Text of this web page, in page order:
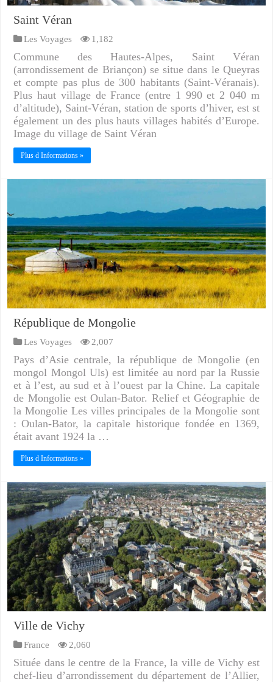
Saint Véran
Les Voyages 1,182
Commune des Hautes-Alpes, Saint Véran
(arrondissement de Briançon) se situe dans le Queyras
et compte pas plus de 300 habitants (Saint-Véranais).
Plus haut village de France (entre 1 990 et 2 040 m
d’altitude), Saint-Véran, station de sports d’hiver, est st
également un des plus hauts villages habités d’Europe.
Image du village de Saint Véran
Plus d Informations »
République de Mongolie
Les Voyages 2,007
Pays d’Asie centrale, la république de Mongolie (en
mongol Mongol Uls) est limitée au nord par la Russie
et à l’est, au sud et à l’ouest par la Chine. La capitale
de Mongolie est Oulan-Bator. Relief et Géographie de
la Mongolie Les villes principales de la Mongolie sont
: Oulan-Bator, la capitale historique fondée en 1369,
était avant 1924 la …
Plus d Informations »
Ville de Vichy
France 2,060
Située dans le centre de la France, la ville de Vichy est
chef-lieu d’arrondissement du département de l’Allier,